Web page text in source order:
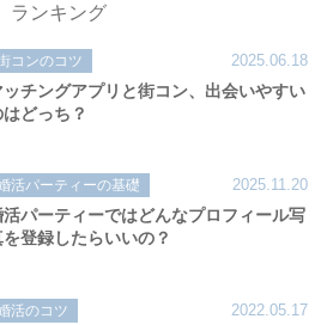
ランキング
コンのコツ 2025.06.18
ッチングアプリと街コン、出会いやすい
はどっち？
活パーティーの基礎 2025.11.20
活パーティーではどんなプロフィール写
を登録したらいいの？
活のコツ 2022.05.17